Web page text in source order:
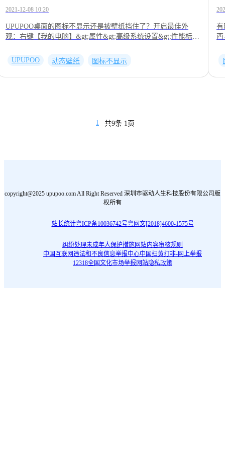
2021-12-08 10:20
UPUPOO桌面的图标不显示还是被壁纸挡住了？开启最佳外
观：右键【我的电脑】&gt;属性&gt;高级系统设置&gt;性能标签
UPUPOO
动态壁纸 图标不显示
有
琐
1 共9条 1页
copyright@2025 upupoo.com All Right Reserved 深圳市驱动人生科技股份有限公司版
权所有
站长统计粤ICP备10036742号粤网文[2018]4600-1575号
纠纷处理未成年人保护措施网站内容审核规则
中国互联网违法和不良信息举报中心中国扫黄打非-网上举报
12318全国文化市场举报网站隐私政策